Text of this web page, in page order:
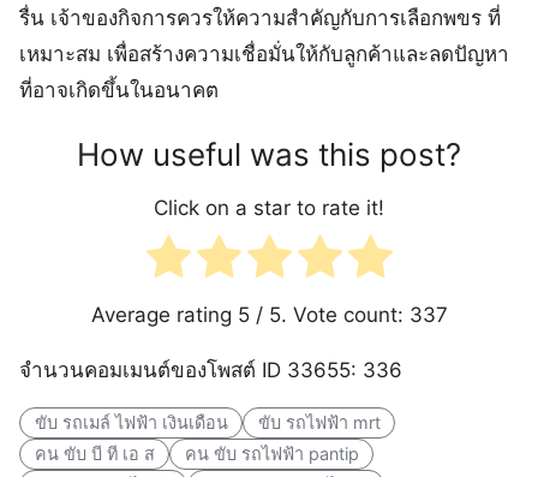
รื่น เจ้าของกิจการควรให้ความสำคัญกับการเลือกพขร ที่
เหมาะสม เพื่อสร้างความเชื่อมั่นให้กับลูกค้าและลดปัญหา
ที่อาจเกิดขึ้นในอนาคต
How useful was this post?
Click on a star to rate it!
Average rating 5/ 5. Vote count: 337
จำนวนคอมเมนต์ของโพสต์ ID 33655: 336
ขับ รถเมล์ ไฟฟ้า เงินเดือน
ขับ รถไฟฟ้า mrt
คน ขับ บี ที เอ ส
คน ขับ รถไฟฟ้า pantip